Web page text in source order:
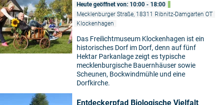
Heute geöffnet von: 10:00 - 18:00
Mecklenburger Straße, 18311 Ribnitz-Damgarten OT
Klockenhagen
Das Freilichtmuseum Klockenhagen ist ein
historisches Dorf im Dorf, denn auf fünf
Hektar Parkanlage zeigt es typische
mecklenburgische Bauernhäuser sowie
Scheunen, Bockwindmühle und eine
Dorfkirche.
Entdeckerpfad Biologische Vielfalt